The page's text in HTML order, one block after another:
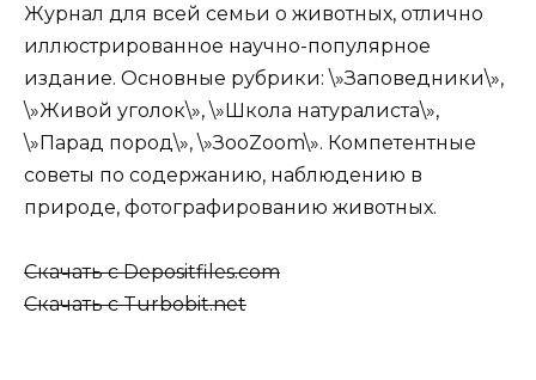
Журнал для всей семьи о животных, отлично
иллюстрированное научно-популярное
издание. Основные рубрики: \»Заповедники\»,
\»Живой уголок\», \»Школа натуралиста\»,
\»Парад пород\», \»ЗооZoom\». Компетентные
советы по содержанию, наблюдению в
природе, фотографированию животных.
Скачать с Depositfiles.com
Скачать с Turbobit.net